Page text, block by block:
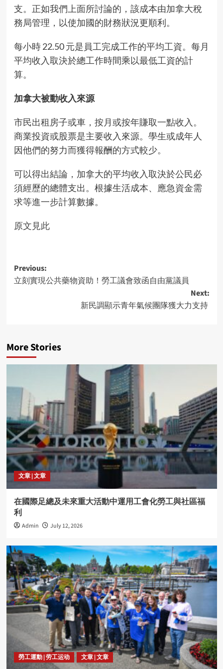
支。正如我們上面所討論的，該成本由加拿大稅
務局管理，以使加國的財務狀況更順利。
每小時 22.50 元是員工完成工作的平均工資。每月
平均收入取決於總工作時間乘以最低工資的計
算。
加拿大被動收入來源
市民出租房子或車，按月或按年賺取一點收入。
商業投資或股票是主要收入來源。學生或成年人
因他們的努力而獲得報酬的方式較少。
可以得出結論，加拿大的平均收入取決於公民必
須經歷的總體支出。根據生活成本、應急資金需
求等進一步計算數據。
原文見此
Post
navigation
Previous:
立刻實現公共藥物資助！勞工議會致函自由黨議員
Next:
新民調顯示青年氣候團隊獲大力支持
More Stories
文章 | 文章
在國際足總及未來重大活動中運用工會化勞工與社區福
利
Admin July 12, 2026
勞工運動 | 劳工运动 文章 | 文章